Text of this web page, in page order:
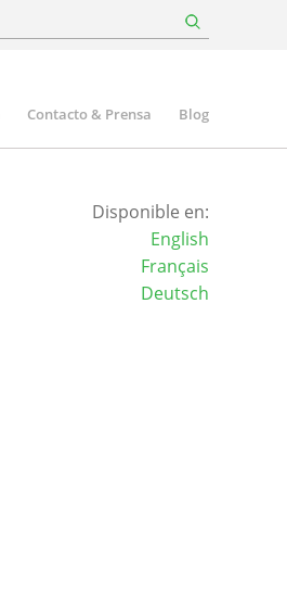
Contacto & Prensa Blog
Disponible en:
English
Français
Deutsch